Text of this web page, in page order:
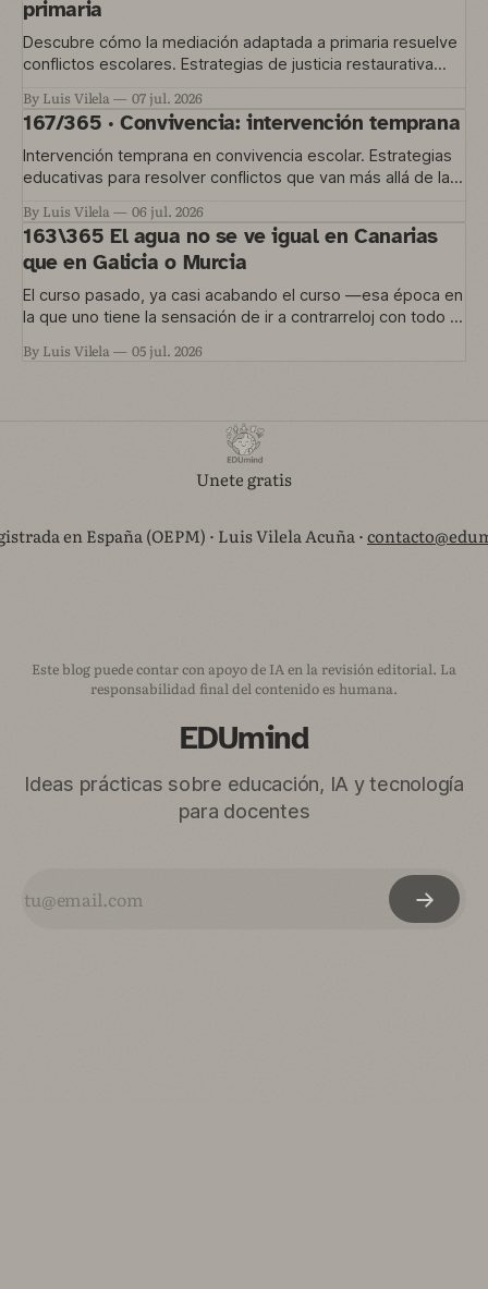
primaria
Descubre cómo la mediación adaptada a primaria resuelve
conflictos escolares. Estrategias de justicia restaurativa
By Luis Vilela 07 jul. 2026
167/365 · Convivencia: intervención temprana
Intervención temprana en convivencia escolar. Estrategias
educativas para resolver conflictos que van más allá de las
By Luis Vilela 06 jul. 2026
163\365 El agua no se ve igual en Canarias
que en Galicia o Murcia
El curso pasado, ya casi acabando el curso —esa época en
la que uno tiene la sensación de ir a contrarreloj con todo lo
proyecto que está en marcha ahora. Una convocatoria de
By Luis Vilela 05 jul. 2026
Unete gratis
en España (OEPM) · Luis Vilela Acuña ·
Este blog puede contar con apoyo de IA en la revisión editorial. La
responsabilidad final del contenido es humana.
EDUmind
Ideas prácticas sobre educación, IA y tecnología
para docentes